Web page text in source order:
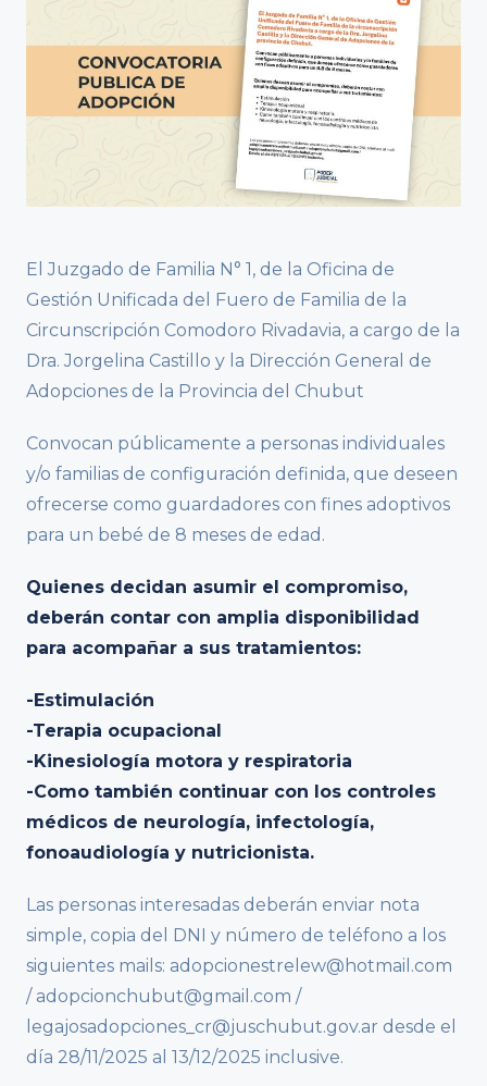
El Juzgado de Familia N° 1, de la Oficina de
Gestión Unificada del Fuero de Familia de la
Circunscripción Comodoro Rivadavia, a cargo de la
Dra. Jorgelina Castillo y la Dirección General de
Adopciones de la Provincia del Chubut
Convocan públicamente a personas individuales
y/o familias de configuración definida, que deseen
ofrecerse como guardadores con fines adoptivos
para un bebé de 8 meses de edad.
Quienes decidan asumir el compromiso,
deberán contar con amplia disponibilidad
para acompañar a sus tratamientos:
-Estimulación
-Terapia ocupacional
-Kinesiología motora y respiratoria
-Como también continuar con los controles
médicos de neurología, infectología,
fonoaudiología y nutricionista.
Las personas interesadas deberán enviar nota
simple, copia del DNI y número de teléfono a los
siguientes mails: adopcionestrelew@hotmail.com
/ adopcionchubut@gmail.com /
legajosadopciones_cr@juschubut.gov.ar desde el
día 28/11/2025 al 13/12/2025 inclusive.